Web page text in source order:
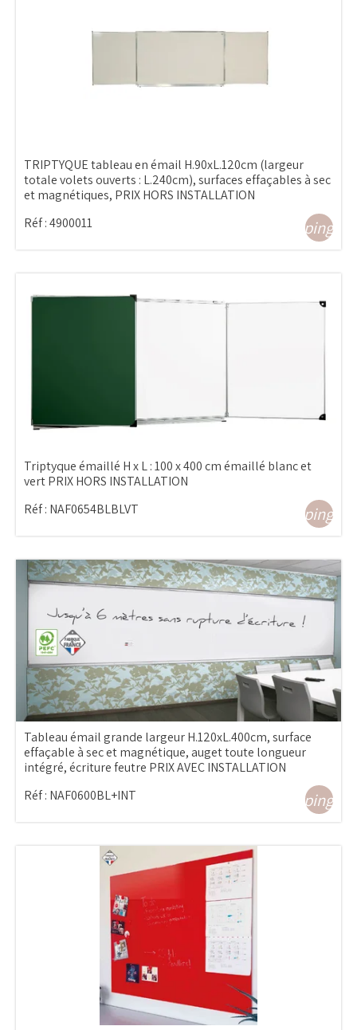
TRIPTYQUE tableau en émail H.90xL.120cm (largeur
totale volets ouverts : L.240cm), surfaces effaçables à sec
et magnétiques, PRIX HORS INSTALLATION
Réf :4900011
Triptyque émaillé H x L : 100 x 400 cm émaillé blanc et
vert PRIX HORS INSTALLATION
Réf : NAF0654BLBLVT
Tableau émail grande largeur H.120xL.400cm, surface
effaçable à sec et magnétique, auget toute longueur
intégré, écriture feutre PRIX AVEC INSTALLATION
Réf : NAF0600BL+INT